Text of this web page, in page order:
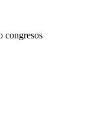
congresos